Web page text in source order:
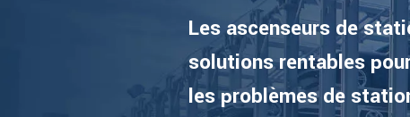
Les ascenseurs de
solutions rentables
les problèmes de